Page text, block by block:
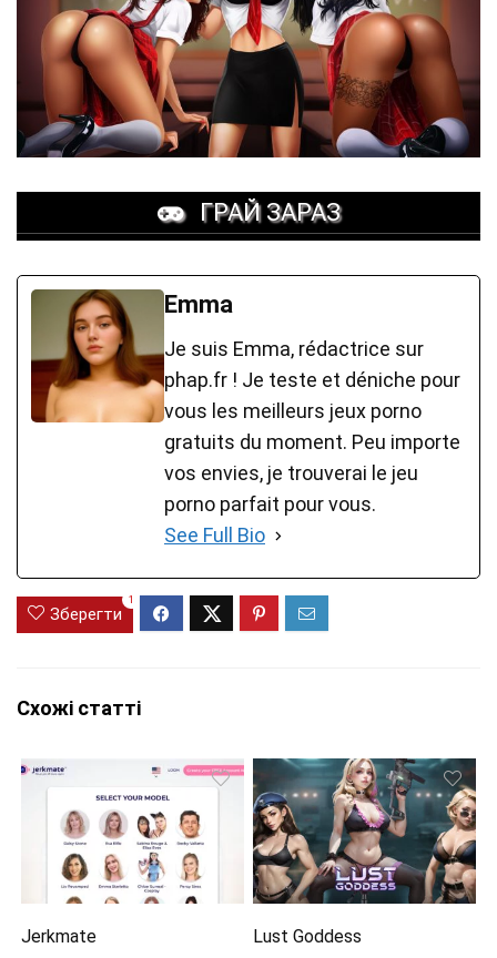
ГРАЙ ЗАРАЗ
Emma
Je suis Emma, rédactrice sur
phap.fr ! Je teste et déniche pour
vous les meilleurs jeux porno
gratuits du moment. Peu importe
vos envies, je trouverai le jeu
porno parfait pour vous.
See Full Bio
Зберегти
1
Схожі статті
Jerkmate Lust Goddess